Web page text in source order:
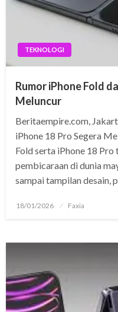
TEKNOLOGI
Rumor iPhone Fold
Meluncur
Beritaempire.com,
iPhone 18 Pro Segera
Fold serta iPhone 18
pembicaraan di dunia
sampai tampilan desain,
Posted
18/01/2026 Faxia